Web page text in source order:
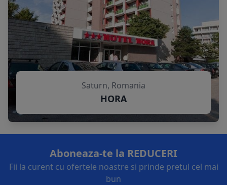
Saturn, Romania
HORA
Aboneaza-te la REDUCERI
Fii la curent cu ofertele noastre si prinde pretul cel mai
bun